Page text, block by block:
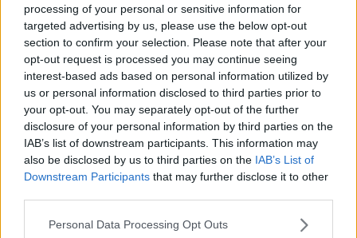
processing of your personal or sensitive information for
targeted advertising by us, please use the below opt-out
section to confirm your selection. Please note that after your
opt-out request is processed you may continue seeing
interest-based ads based on personal information utilized by
us or personal information disclosed to third parties prior to
your opt-out. You may separately opt-out of the further
disclosure of your personal information by third parties on the
IAB’s list of downstream participants. This information may
also be disclosed by us to third parties on the IAB’s List of
Downstream Participants that may further disclose it to other
Please note that this website/app uses one or more Google
Personal Data Processing Opt Outs
utvecklingskostnaderna med 40 procent. Plattformen
beskrivs som en ”dedikerad elbilsplattform”, men kan
alltså få stöd för en bensinmotor som inte driver hjulen
utan i stället laddar upp batteriet som driver elmotorn.